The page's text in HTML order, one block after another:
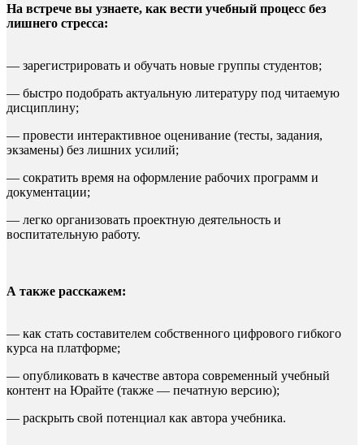
На встрече вы узнаете, как вести учебный процесс без
лишнего стресса:
— зарегистрировать и обучать новые группы студентов;
— быстро подобрать актуальную литературу под читаемую
дисциплину;
— провести интерактивное оценивание (тесты, задания,
экзамены) без лишних усилий;
— сократить время на оформление рабочих программ и
документации;
— легко организовать проектную деятельность и
воспитательную работу.
А также расскажем:
— как стать составителем собственного цифрового гибкого
курса на платформе;
— опубликовать в качестве автора современный учебный
контент на Юрайте (также — печатную версию);
— раскрыть свой потенциал как автора учебника.